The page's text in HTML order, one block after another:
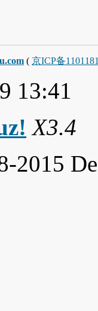
( 京ICP备
13:41
X3.4
2015